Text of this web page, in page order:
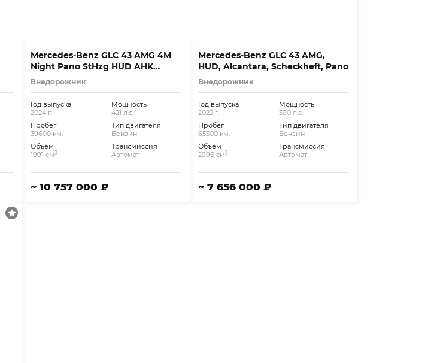
Mercedes-Benz GLC 43 AMG 4M
Night Pano StHzg HUD AHK
Distronic
Внедорожник
Год выпуска
2024 г.
Пробег
39600 км.
Объём
1991 см3
Мощность
421 л.с.
Тип двигателя
Бензин
Трансмиссия
Автомат
~ 10 757 000 ₽
Mercedes-Benz GLC 43 AMG,
HUD, Alcantara, Scheckheft, Pano
Внедорожник
Год выпуска
2022 г.
Пробег
65300 км.
Объём
2996 см3
Мощность
390 л.с.
Тип двигателя
Бензин
Трансмиссия
Автомат
~ 7 656 000 ₽